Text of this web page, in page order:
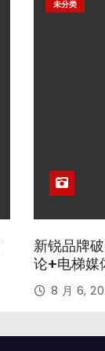
未分类
新锐品牌
论+电梯媒
8 月 6,